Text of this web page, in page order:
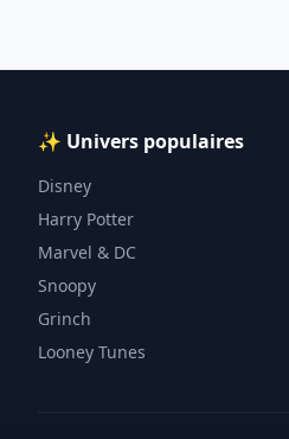
✨ Univers populaires
Disney
Harry Potter
Marvel & DC
Snoopy
Grinch
Looney Tunes